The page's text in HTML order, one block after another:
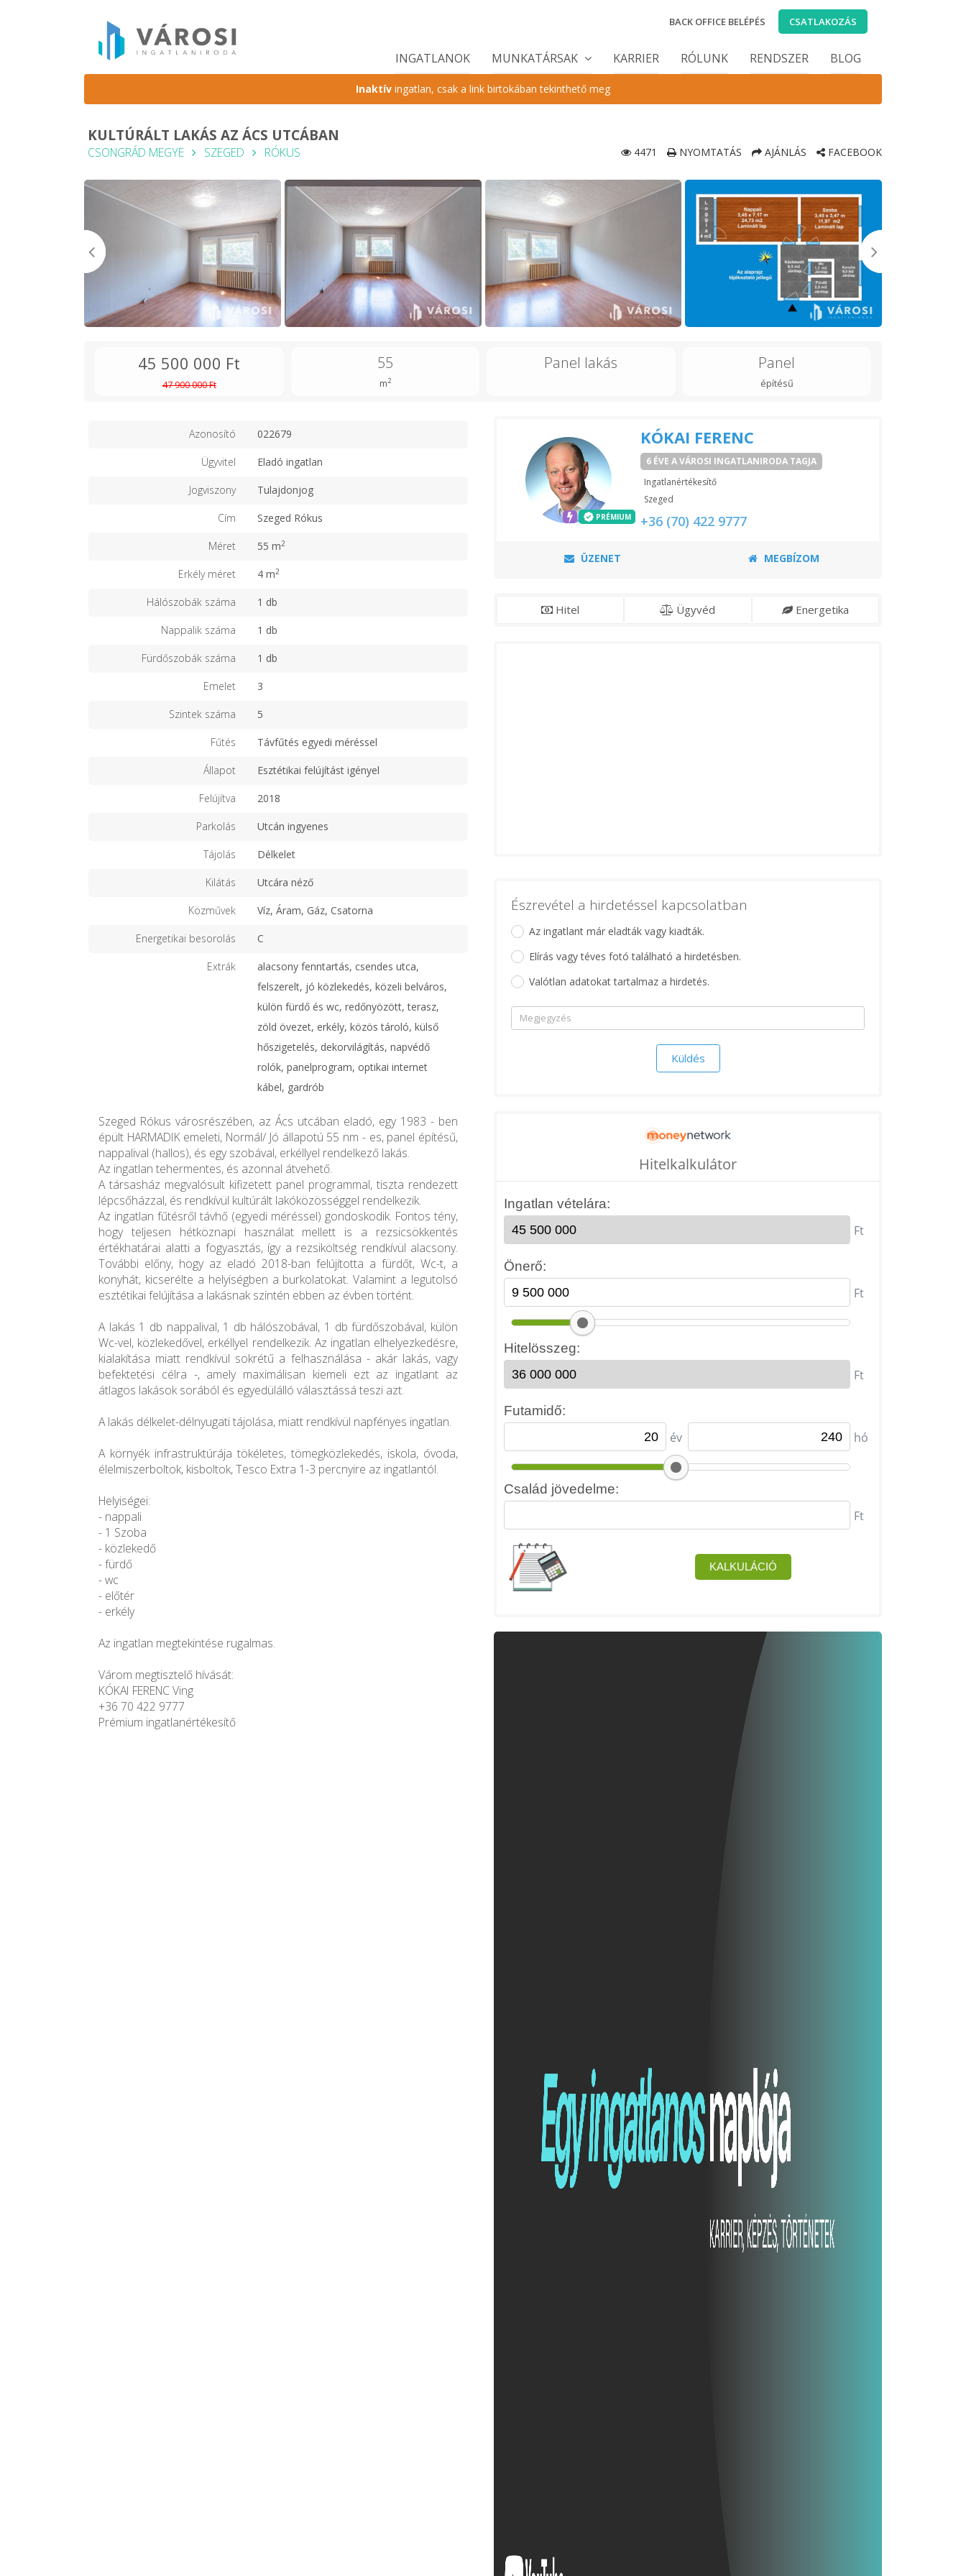
BACK OFFICE BELÉPÉS CSATLAKOZÁS
INGATLANOK MUNKATÁRSAK KARRIER RÓLUNK RENDSZER BLOG
Inaktív ingatlan, csak a link birtokában tekinthető meg
KULTÚRÁLT LAKÁS AZ ÁCS UTCÁBAN
CSONGRÁD MEGYE SZEGED RÓKUS 4471 NYOMTATÁS AJÁNLÁS FACEBOOK
45 500 000 Ft
47 900 000 Ft
55
m2
Panel lakás Panel
építésű
Azonosító 022679
Ügyvitel Eladó ingatlan
Jogviszony Tulajdonjog
Cím Szeged Rókus
Méret 55 m2
Erkély méret 4 m2
Hálószobák száma 1 db
Nappalik száma 1 db
Fürdőszobák száma 1 db
Emelet 3
Szintek száma 5
Fűtés Távfűtés egyedi méréssel
Állapot Esztétikai felújítást igényel
Felújítva 2018
Parkolás Utcán ingyenes
Tájolás Délkelet
Kilátás Utcára néző
Közművek Víz, Áram, Gáz, Csatorna
Energetikai besorolás C
Extrák
alacsony fenntartás, csendes utca,
felszerelt, jó közlekedés, közeli belváros,
külön fürdő és wc, redőnyözött, terasz,
zöld övezet, erkély, közös tároló, külső
hőszigetelés, dekorvilágítás, napvédő
rolók, panelprogram, optikai internet
kábel, gardrób
Szeged Rókus városrészében, az Ács utcában eladó, egy 1983 - ben
épült HARMADIK emeleti, Normál/ Jó állapotú 55 nm - es, panel építésű,
nappalival (hallos), és egy szobával, erkéllyel rendelkező lakás.
Az ingatlan tehermentes, és azonnal átvehető.
A társasház megvalósult kifizetett panel programmal, tiszta rendezett
lépcsőházzal, és rendkívül kultúrált lakóközösséggel rendelkezik.
Az ingatlan fűtésről távhő (egyedi méréssel) gondoskodik. Fontos tény,
hogy teljesen hétköznapi használat mellett is a rezsicsökkentés
értékhatárai alatti a fogyasztás, így a rezsiköltség rendkívül alacsony.
További előny, hogy az eladó 2018-ban felújította a fürdőt, Wc-t, a
konyhát, kicserélte a helyiségben a burkolatokat. Valamint a legutolsó
esztétikai felújítása a lakásnak szintén ebben az évben történt.
A lakás 1 db nappalival, 1 db hálószobával, 1 db fürdőszobával, külön
Wc-vel, közlekedővel, erkéllyel rendelkezik. Az ingatlan elhelyezkedésre,
kialakítása miatt rendkívül sokrétű a felhasználása - akár lakás, vagy
befektetési célra -, amely maximálisan kiemeli ezt az ingatlant az
átlagos lakások sorából és egyedülálló választássá teszi azt.
A lakás délkelet-délnyugati tájolása, miatt rendkívül napfényes ingatlan.
A környék infrastruktúrája tökéletes, tömegközlekedés, iskola, óvoda,
élelmiszerboltok, kisboltok, Tesco Extra 1-3 percnyire az ingatlantól.
Helyiségei:
- nappali
- 1 Szoba
- közlekedő
- fürdő
- wc
- előtér
- erkély
Az ingatlan megtekintése rugalmas.
Várom megtisztelő hívását:
KÓKAI FERENC Ving
+36 70 422 9777
Prémium ingatlanértékesítő
PRÉMIUM
KÓKAI FERENC
6 ÉVE A VÁROSI INGATLANIRODA TAGJA
Ingatlanértékesítő
Szeged
+36 (70) 422 9777
ÜZENET MEGBÍZOM
Hitel Ügyvéd Energetika
Észrevétel a hirdetéssel kapcsolatban
Az ingatlant már eladták vagy kiadták.
Elírás vagy téves fotó található a hirdetésben.
Valótlan adatokat tartalmaz a hirdetés.